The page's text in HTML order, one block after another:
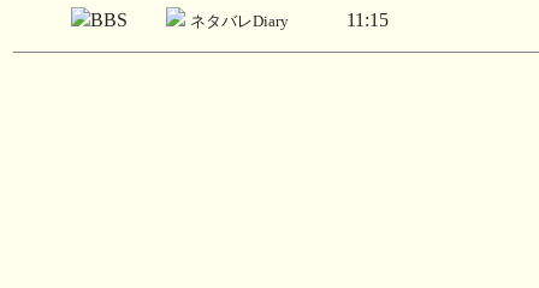
BBS ネタバレDiary 11:15